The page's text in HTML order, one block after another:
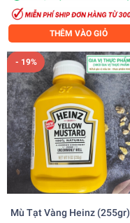
THÊM VÀO GIỎ
- 19%
Mù Tạt Vàng Heinz (255gr)